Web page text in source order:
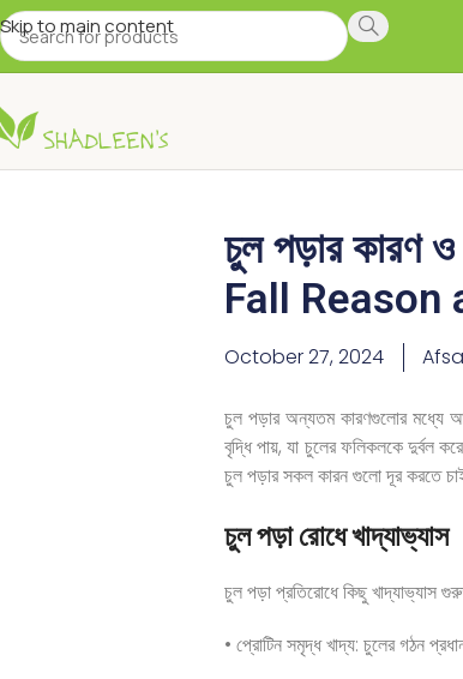
Skip to main content
চুল পড়ার কারণ ও
Fall Reason
October 27, 2024
চুল পড়ার অন্যতম কারণগুলোর মধ্যে
বৃদ্ধি পায়, যা চুলের ফলিকলকে দুর্বল
চুল পড়ার সকল কারন গুলো দূর করতে
চুল পড়া রোধে খাদ্যাভ্যাস
চুল পড়া প্রতিরোধে কিছু খাদ্যাভ্যাস
• প্রোটিন সমৃদ্ধ খাদ্য: চুলের গঠন